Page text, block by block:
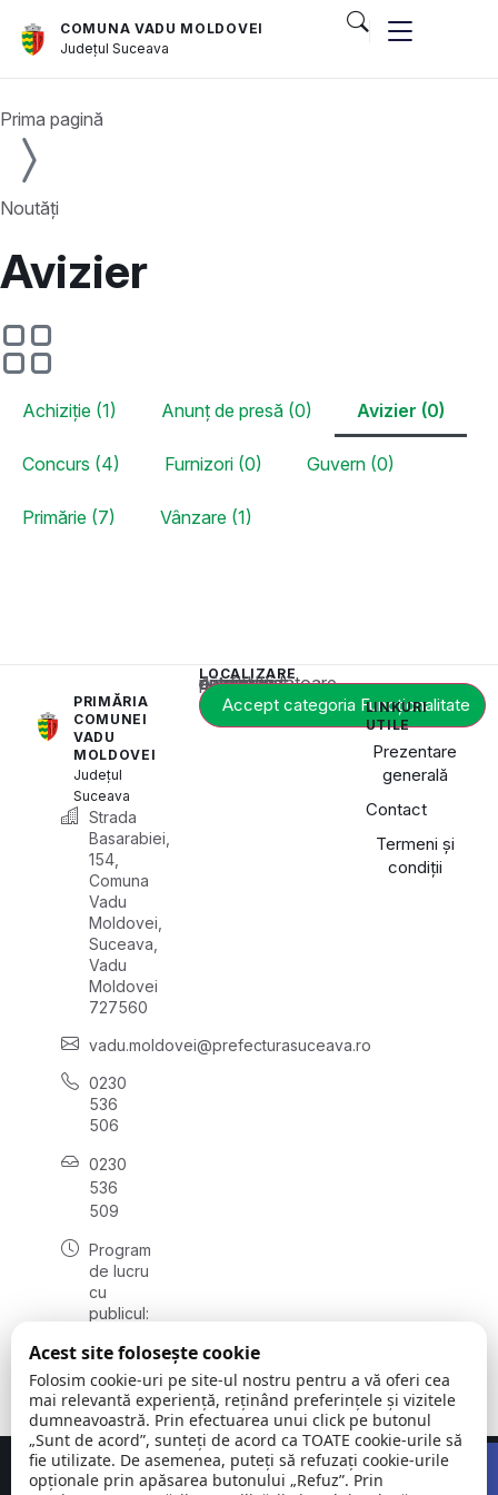
COMUNA VADU MOLDOVEI
Județul Suceava
Prima pagină
Noutăți
Avizier
Achiziție (1) Anunț de presă (0) Avizier (0)
Concurs (4) Furnizori (0) Guvern (0)
Primărie (7) Vânzare (1)
PRIMĂRIA
COMUNEI
VADU
MOLDOVEI
Județul
Suceava
Strada
Basarabiei,
154,
Comuna
Vadu
Moldovei,
Suceava,
Vadu
Moldovei
727560
vadu.moldovei@prefecturasuceava.ro
0230
536
506
0230
536
509
Program
de lucru
cu
publicul:
vineri
08:00 -
16:00
LOCALIZARE
Acest conținut este blocat până când acceptați categoria corespunzătoare de cookie-uri.
Accept categoria Funcționalitate
LINKURI
UTILE
Prezentare
generală
Contact
Termeni și
condiții
Concept realizat deBig Media Relații Publice SRL
Acest site folosește cookie
Folosim cookie-uri pe site-ul nostru pentru a vă oferi cea
mai relevantă experiență, reținând preferințele și vizitele
dumneavoastră. Prin efectuarea unui click pe butonul
„Sunt de acord”, sunteți de acord ca TOATE cookie-urile să
fie utilizate. De asemenea, puteți să refuzați cookie-urile
opționale prin apăsarea butonului „Refuz”. Prin